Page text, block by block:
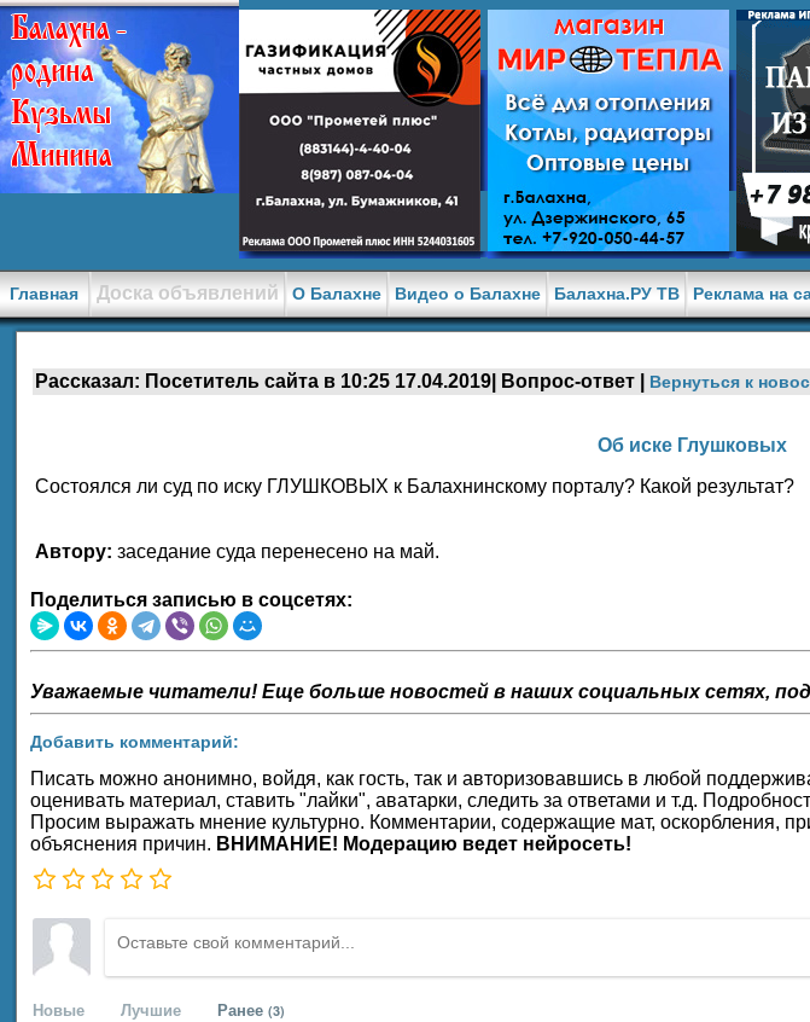
Главная Доска объявлений О Балахне Видео о Балахне Балахна.РУ ТВ Реклама на
Рассказал: Посетитель сайта в 10:25 17.04.2019| Вопрос-ответ | Вернуться к
Об иске Глушковых
Состоялся ли суд по иску ГЛУШКОВЫХ к Балахнинскому порталу? Какой результат?
Автору: заседание суда перенесено на май.
Поделиться записью в соцсетях:
Уважаемые читатели! Еще больше новостей в наших социальных сетях,
Добавить комментарий:
Писать можно анонимно, войдя, как гость, так и авторизовавшись в любой
оценивать материал, ставить "лайки", аватарки, следить за ответами и т.д.
Просим выражать мнение культурно. Комментарии, содержащие мат, оскорбления,
объяснения причин. ВНИМАНИЕ! Модерацию ведет нейросеть!
Новые Лучшие Ранее (3)